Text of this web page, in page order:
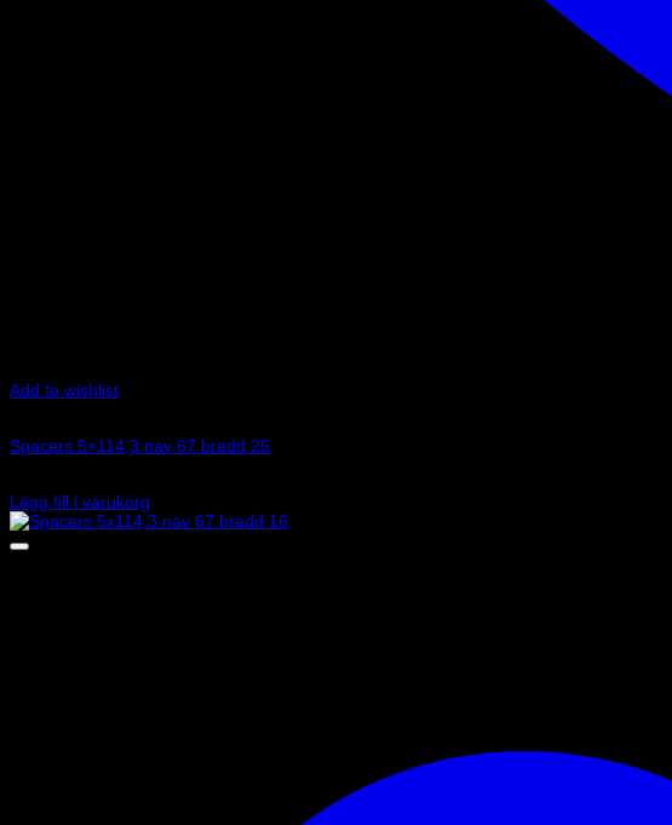
Add to wishlist
Spacers 5×114,3 nav 67 bredd 25
Lägg till i varukorg